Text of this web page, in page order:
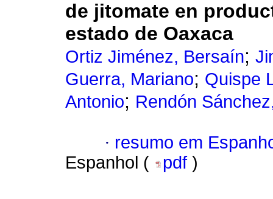
de jitomate en
estado de Oaxaca
Ortiz Jiménez, Bersaín;
Guerra, Mariano; Quispe
Antonio; Rendón
· resumo em
Espanhol (
pdf )